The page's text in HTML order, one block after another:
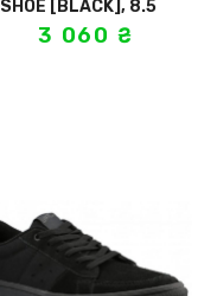
SHOE [BLACK], 8.5
3 060 ₴